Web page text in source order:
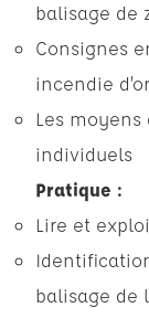
balisage de
Consignes
incendie
Les
individuels
Pratique :
Lire et
balisage de